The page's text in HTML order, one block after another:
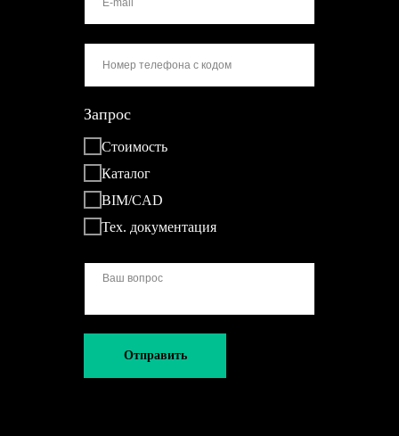
Запрос
Стоимость
Каталог
BIM/CAD
Тех. документация
Отправить